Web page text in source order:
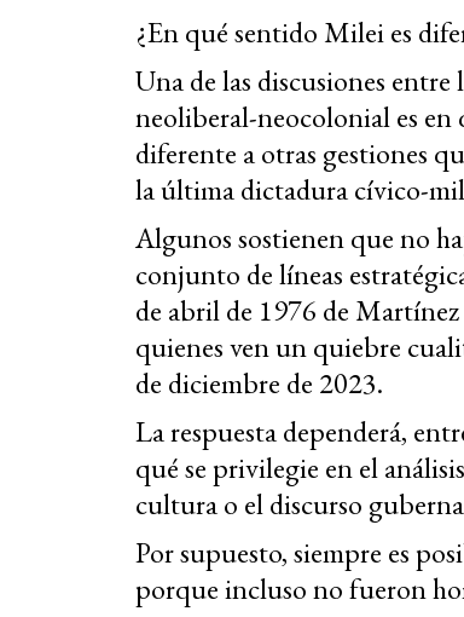
¿En qué sentido Milei es
Una de las discusiones
neoliberal-neocolonial es en
diferente a otras gestiones
la última dictadura cívico-
Algunos sostienen que no
conjunto de líneas
de abril de 1976 de
quienes ven un quiebre
de diciembre de 2023.
La respuesta dependerá,
qué se privilegie en el
cultura o el discurso
Por supuesto, siempre es
porque incluso no fueron